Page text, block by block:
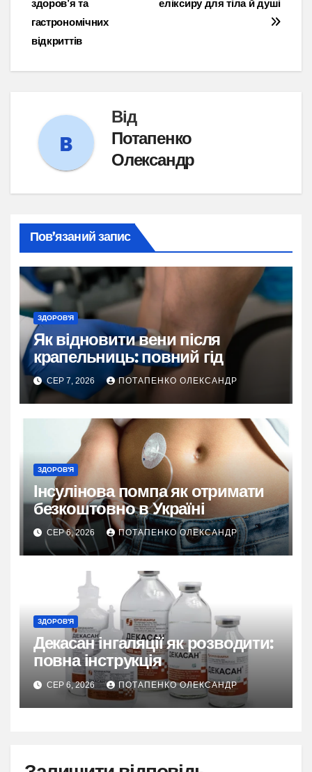
еліксиру для тіла й душі
здоров’я та
гастрономічних
відкриттів
Від
Потапенко
Олександр
Пов’язаний запис
ЗДОРОВ'Я
Як відновити вени після
крапельниць: повний гід
СЕР 7, 2026 ПОТАПЕНКО ОЛЕКСАНДР
ЗДОРОВ'Я
Інсулінова помпа як отримати
безкоштовно в Україні
СЕР 6, 2026 ПОТАПЕНКО ОЛЕКСАНДР
ЗДОРОВ'Я
Декасан інгаляції як розводити:
повна інструкція
СЕР 6, 2026 ПОТАПЕНКО ОЛЕКСАНДР